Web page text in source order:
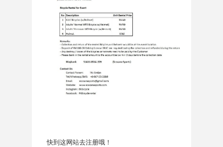
快到这网站去注册哦！